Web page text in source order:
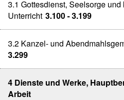
3.1 Gottesdienst, Seelsorge
Unterricht 3.100 - 3.199
3.2 Kanzel- und
3.299
4 Dienste und Werke,
Arbeit